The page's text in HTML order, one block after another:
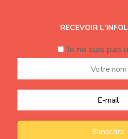
RECEVOIR
Je ne suis pas